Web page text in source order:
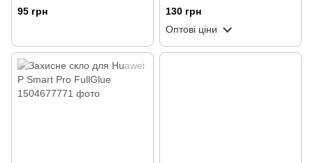
(бампер)
95 грн
силіконовий Shockproof
(бампер)
130 грн
Оптові ціни